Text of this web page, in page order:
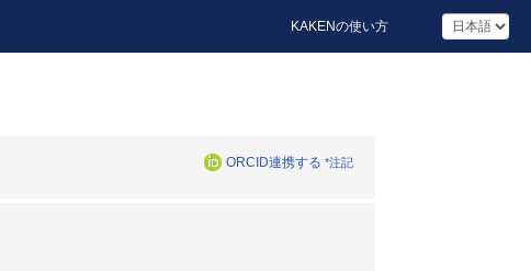
KAKENの使い方
ORCID連携する *注記